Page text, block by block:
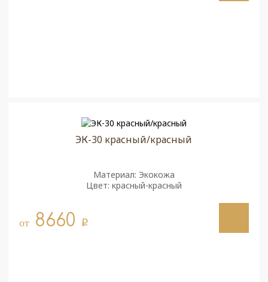
ЭК-30 красный/красный
Материал: Экокожа
Цвет: красный-красный
от8660 q